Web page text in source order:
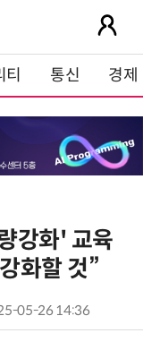
통신 경제
강화' 교육
화할 것”
05-26 14:36